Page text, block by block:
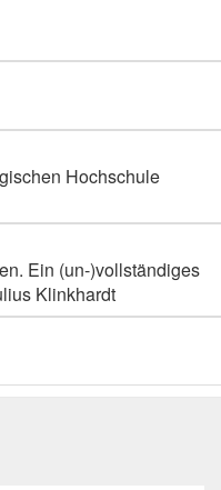
Hochschule
Ein (un-)vollständiges
Klinkhardt